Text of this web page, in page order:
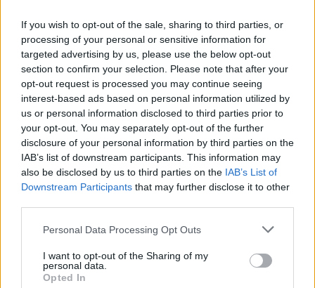
If you wish to opt-out of the sale, sharing to third parties, or
processing of your personal or sensitive information for
targeted advertising by us, please use the below opt-out
section to confirm your selection. Please note that after your
opt-out request is processed you may continue seeing
interest-based ads based on personal information utilized by
us or personal information disclosed to third parties prior to
your opt-out. You may separately opt-out of the further
disclosure of your personal information by third parties on the
IAB’s list of downstream participants. This information may
also be disclosed by us to third parties on the IAB’s List of
Downstream Participants that may further disclose it to other
Personal Data Processing Opt Outs
I want to opt-out of the Sharing of my
personal data.
Opted In
Ο κ. Ελευθέριος Βρουβάκης
Photo Shutterstock
Διαβάστε επίσης
Έρευνα ESPAD για τους έφηβους στην
Ελλάδα: Ηλεκτρονικό τσιγάρο, στοιχήματα και
μέθη